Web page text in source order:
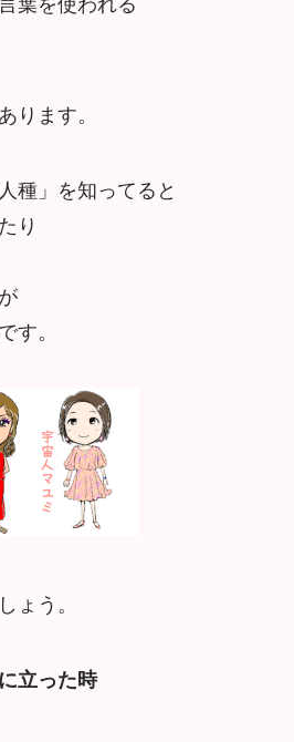
ります。
種」を知ってると
り
す。
ょう。
立った時